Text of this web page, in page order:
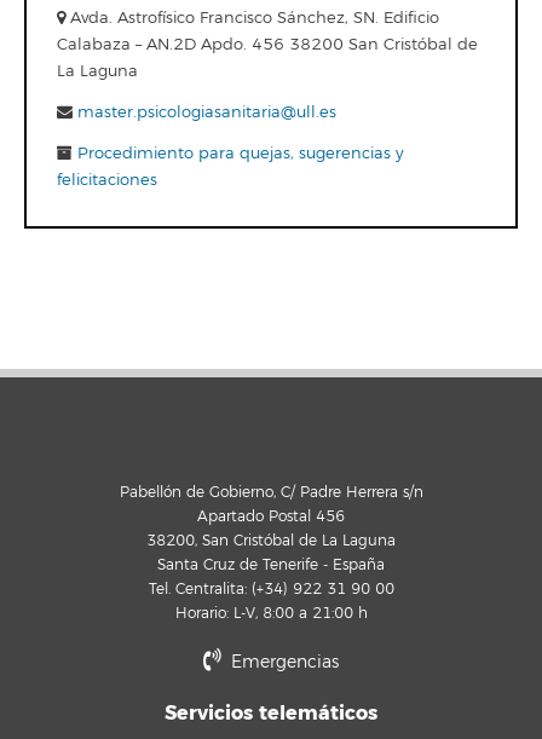
Avda. Astrofísico Francisco Sánchez, SN. Edificio
Calabaza – AN.2D Apdo. 456 38200 San Cristóbal de
La Laguna
master.psicologiasanitaria@ull.es
Procedimiento para quejas, sugerencias y
felicitaciones
Pabellón de Gobierno, C/ Padre Herrera s/n
Apartado Postal 456
38200, San Cristóbal de La Laguna
Santa Cruz de Tenerife - España
Tel. Centralita: (+34) 922 31 90 00
Horario: L-V, 8:00 a 21:00 h
Emergencias
Servicios telemáticos